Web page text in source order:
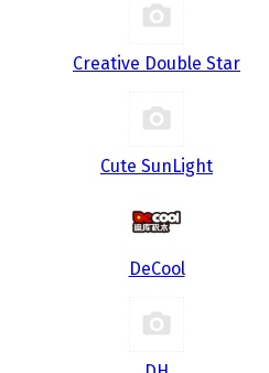
Creative Double Star
Cute SunLight
DeCool